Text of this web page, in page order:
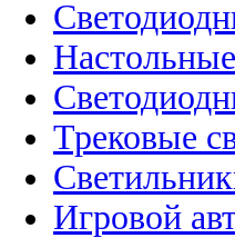
Трековые
Игровой